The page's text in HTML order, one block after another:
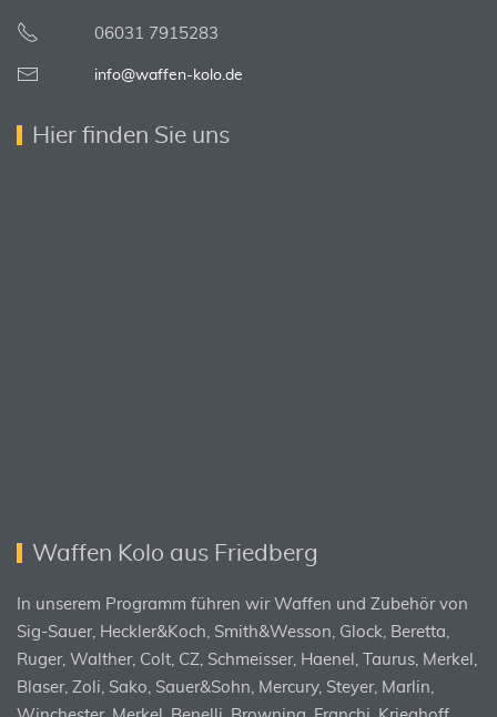
06031 7915283
info@waffen-kolo.de
Hier finden Sie uns
Waffen Kolo aus Friedberg
In unserem Programm führen wir Waffen und Zubehör von
Sig-Sauer, Heckler&Koch, Smith&Wesson, Glock, Beretta,
Ruger, Walther, Colt, CZ, Schmeisser, Haenel, Taurus, Merkel,
Blaser, Zoli, Sako, Sauer&Sohn, Mercury, Steyer, Marlin,